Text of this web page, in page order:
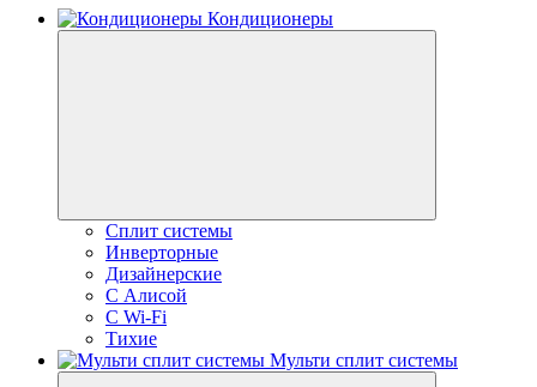
Кондиционеры
Сплит системы
Инверторные
Дизайнерские
С Алисой
C Wi-Fi
Тихие
Мульти сплит системы